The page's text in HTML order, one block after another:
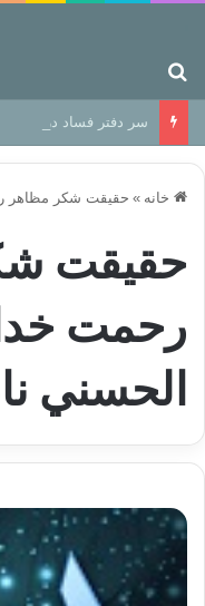
سر دفتر فساد در زمین‌،
خانه » حقيقت شكر مظاهر
حقيقت
رحمت
الحسني